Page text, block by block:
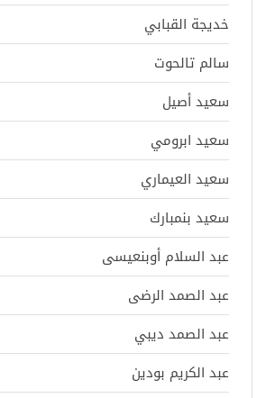
خديجة القبابي
سالم تالحوت
سعيد أصيل
سعيد ابرومي
سعيد العيماري
سعيد بنمبارك
عبد السلام أوبنعيسى
عبد الصمد الرضى
عبد الصمد ديبي
عبد الكريم بودين